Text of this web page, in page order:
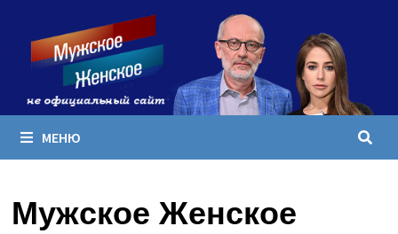
содержимому
МЕНЮ
Мужское Женское